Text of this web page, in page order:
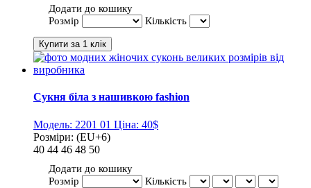
Додати до кошику
Розмір
Кількість
Сукня біла з нашивкою fashion
Модель: 2201 01 Ціна: 40$
Розміри: (EU+6)
40 44 46 48 50
Додати до кошику
Розмір
Кількість